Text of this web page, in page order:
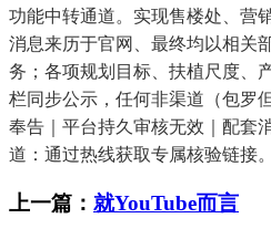
功能中转通道。实现售楼处、营
消息来历于官网、最终均以相关
务；各项规划目标、扶植尺度、
栏同步公示，任何非渠道（包罗
奉告｜平台持久审核无效｜配套
道：通过热线获取专属核验链接。
上一篇： 就YouTube而言